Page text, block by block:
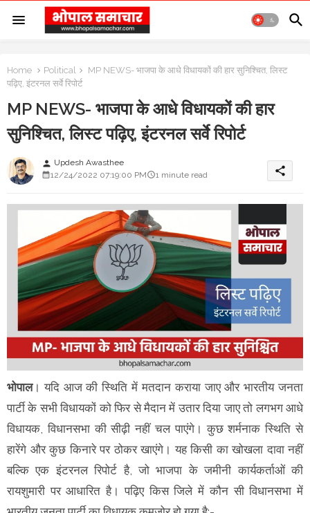
Home Political
MP NEWS- भाजपा के आधे विधायकों की हार सुनिश्चित, लिस्ट
पढ़िए, इंटरनल सर्वे रिपोर्ट
MP NEWS- भाजपा के आधे विधायकों की हार
सुनिश्चित, लिस्ट पढ़िए, इंटरनल सर्वे रिपोर्ट
person Updesh Awasthee
12/24/2022 07:19:00 PM
1 minute read share
भोपाल। यदि आज की स्थिति में मतदान कराया जाए और भारतीय जनता
पार्टी के सभी विधायकों को फिर से मैदान में उतार दिया जाए तो लगभग आधे
विधायक, विधानसभा की सीढ़ी नहीं चल पाएंगे। कुछ शर्मनाक स्थिति से
हारेंगे और कुछ किनारे पर ठोकर खाएंगे। यह किसी का खोखला दावा नहीं
बल्कि एक इंटरनल रिपोर्ट है, जो भाजपा के जमीनी कार्यकर्ताओं की
रायशुमारी पर आधारित है। पढ़िए किस जिले में कौन सी विधानसभा में